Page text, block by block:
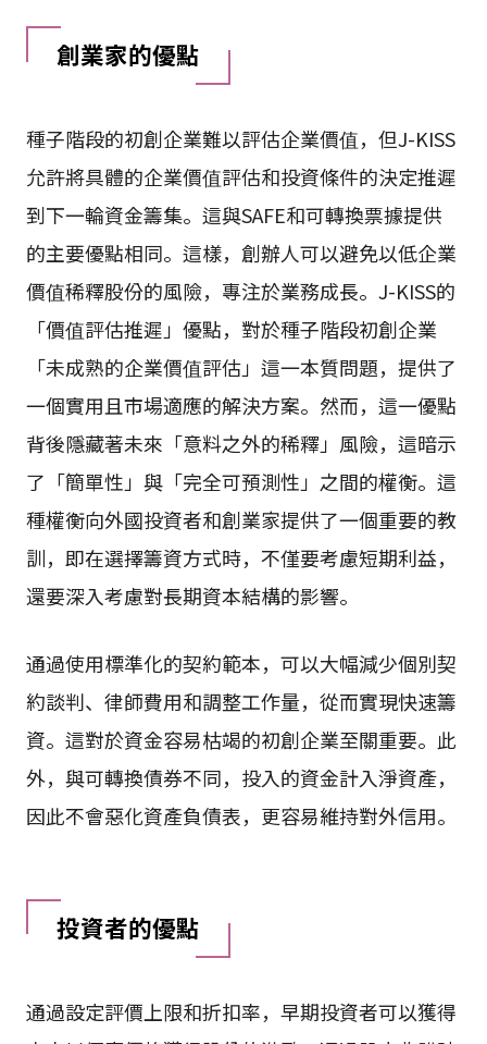
創業家的優點
種子階段的初創企業難以評估企業價值，但J-KISS
允許將具體的企業價值評估和投資條件的決定推遲
到下一輪資金籌集。這與SAFE和可轉換票據提供
的主要優點相同。這樣，創辦人可以避免以低企業
價值稀釋股份的風險，專注於業務成長。J-KISS的
「價值評估推遲」優點，對於種子階段初創企業
「未成熟的企業價值評估」這一本質問題，提供了
一個實用且市場適應的解決方案。然而，這一優點
背後隱藏著未來「意料之外的稀釋」風險，這暗示
了「簡單性」與「完全可預測性」之間的權衡。這
種權衡向外國投資者和創業家提供了一個重要的教
訓，即在選擇籌資方式時，不僅要考慮短期利益，
還要深入考慮對長期資本結構的影響。
通過使用標準化的契約範本，可以大幅減少個別契
約談判、律師費用和調整工作量，從而實現快速籌
資。這對於資金容易枯竭的初創企業至關重要。此
外，與可轉換債券不同，投入的資金計入淨資產，
因此不會惡化資產負債表，更容易維持對外信用。
投資者的優點
通過設定評價上限和折扣率，早期投資者可以獲得